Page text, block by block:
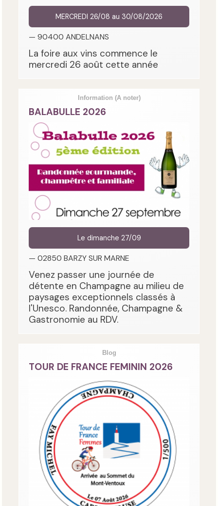
MERCREDI 26/08 au 30/08/2026
— 90400 ANDELNANS
La foire aux vins commence le
mercredi 26 août cette année
Information (A noter)
BALABULLE 2026
Le dimanche 27/09
— 02850 BARZY SUR MARNE
Venez passer une journée de
détente en Champagne au milieu de
paysages exceptionnels classés à
l'Unesco. Randonnée, Champagne &
Gastronomie au RDV.
Blog
TOUR DE FRANCE FEMININ 2026